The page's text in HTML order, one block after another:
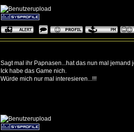
Sagt mal ihr Papnasen...hat das nun mal jemand
Ick habe das Game nich.
Würde mich nur mal interesieren...!!!